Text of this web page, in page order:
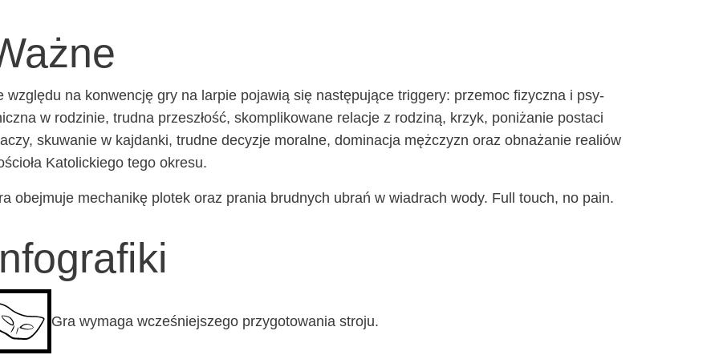
wzglę­du na kon­wen­cję gry na lar­pie poja­wią się nastę­pu­ją­ce trig­ge­ry: prze­moc fizycz­na i psy­
w rodzi­nie, trud­na prze­szłość, skom­pli­ko­wa­ne rela­cje z rodzi­ną, krzyk, poni­ża­nie posta­ci
sku­wa­nie w kaj­dan­ki, trud­ne decy­zje moral­ne, domi­na­cja męż­czyzn oraz obna­ża­nie realiów
Kato­lic­kie­go tego okresu.
obej­mu­je mecha­ni­kę plo­tek oraz pra­nia brud­nych ubrań w wia­drach wody. Full touch, no pain.
Gra wyma­ga wcze­śniej­sze­go przy­go­to­wa­nia stroju.